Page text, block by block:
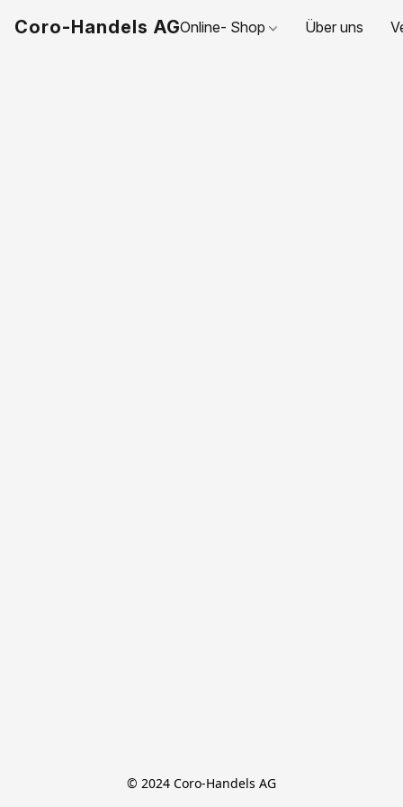
Coro-Handels AGOnline- Shop Über uns
© 2024 Coro-Handels AG